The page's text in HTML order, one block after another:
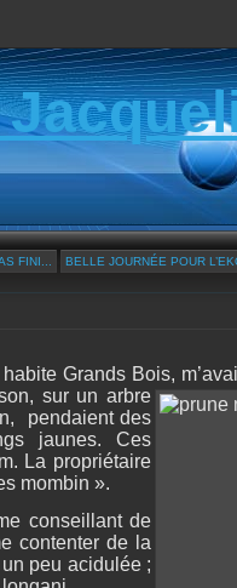
FINI... BELLE JOURNÉE POUR
Grands Bois,
sur un arbre
pendaient des
jaunes. Ces
La propriétaire
mombin ».
conseillant de
contenter de la
peu acidulée ;